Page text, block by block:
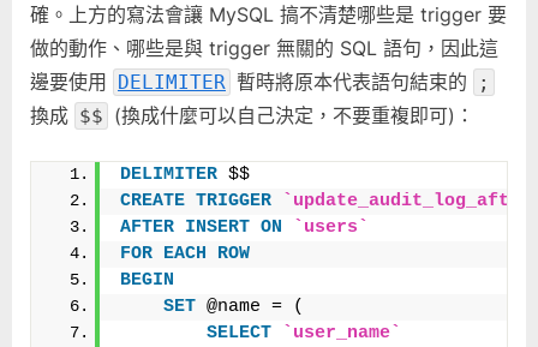
確。上方的寫法會讓 MySQL 搞不清楚哪些是 trigger 要
做的動作、哪些是與 trigger 無關的 SQL 語句，因此這
邊要使用 DELIMITER 暫時將原本代表語句結束的 ;
換成 $$ (換成什麼可以自己決定，不要重複即可)：
DELIMITER $$
CREATE TRIGGER
AFTER INSERT ON
`users`
FOR EACH
ROW
BEGIN
SET @name = (
SELECT
`user_name`